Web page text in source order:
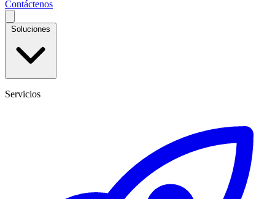
Contáctenos
Soluciones
Servicios